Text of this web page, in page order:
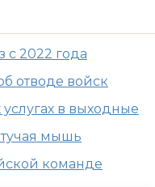
с 2022 года
отводе войск
в выходные
мышь
команде